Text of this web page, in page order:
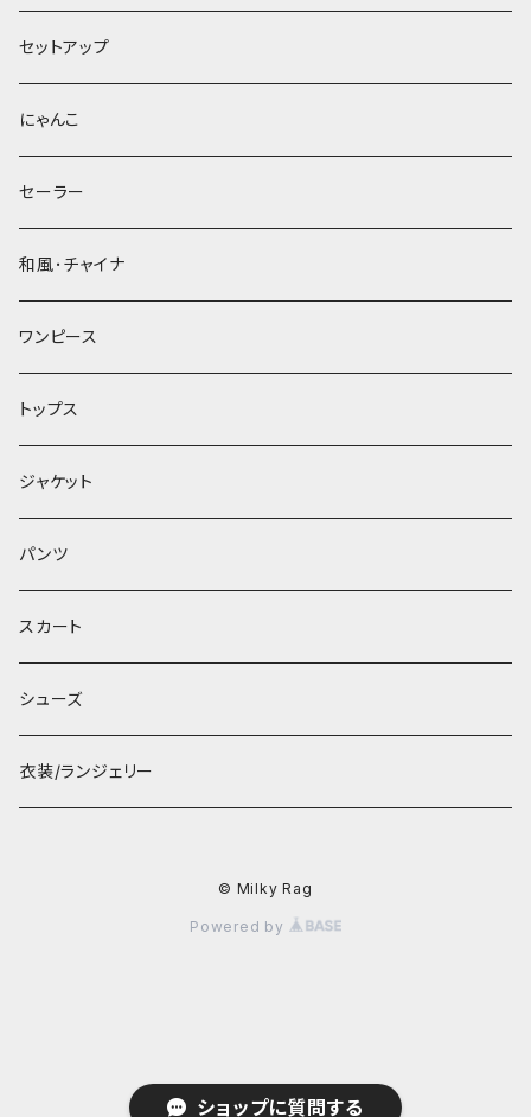
ショップに質問する
セットアップ
にゃんこ
セーラー
和風･チャイナ
ワンピース
トップス
ジャケット
パンツ
スカート
シューズ
衣装/ランジェリー
© Milky Rag
Powered by